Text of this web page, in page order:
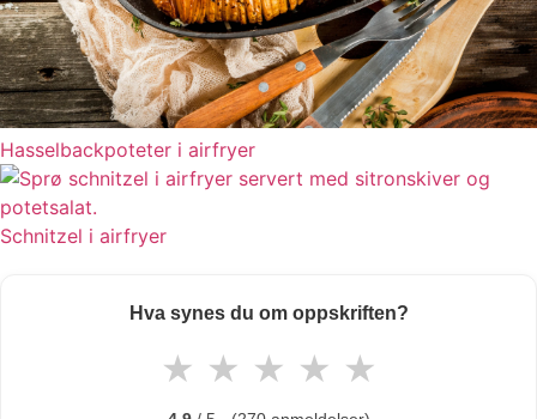
Hasselbackpoteter i airfryer
Schnitzel i airfryer
Hva synes du om oppskriften?
★ ★ ★ ★ ★